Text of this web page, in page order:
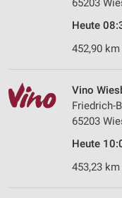
65203
Heute
452,90
Vino
Friedrich-
65203
Heute
453,23 km
Erstellung von
Messung der
Messung der
Analyse von
Kombinationen von